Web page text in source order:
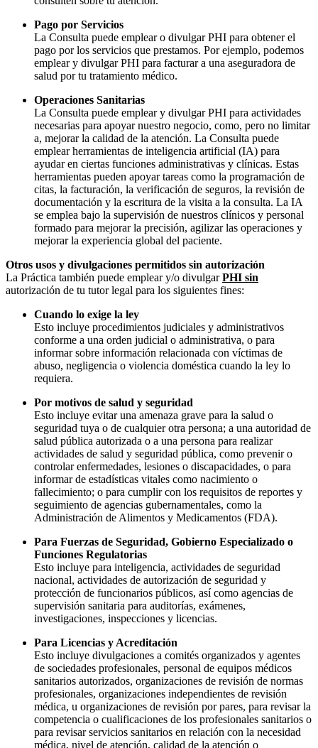
Pago por Servicios
La Consulta puede emplear o divulgar PHI para obtener el
pago por los servicios que prestamos. Por ejemplo, podemos
emplear y divulgar PHI para facturar a una aseguradora de
salud por tu tratamiento médico.
Operaciones Sanitarias
La Consulta puede emplear y divulgar PHI para actividades
necesarias para apoyar nuestro negocio, como, pero no limitar
a, mejorar la calidad de la atención. La Consulta puede
emplear herramientas de inteligencia artificial (IA) para
ayudar en ciertas funciones administrativas y clínicas. Estas
herramientas pueden apoyar tareas como la programación de
citas, la facturación, la verificación de seguros, la revisión de
documentación y la escritura de la visita a la consulta. La IA
se emplea bajo la supervisión de nuestros clínicos y personal
formado para mejorar la precisión, agilizar las operaciones y
mejorar la experiencia global del paciente.
Otros usos y divulgaciones permitidos sin autorización
La Práctica también puede emplear y/o divulgarPHI sin
autorización de tu tutor legal para los siguientes fines:
Cuando lo exige la ley
Esto incluye procedimientos judiciales y administrativos
conforme a una orden judicial o administrativa, o para
informar sobre información relacionada con víctimas de
abuso, negligencia o violencia doméstica cuando la ley lo
requiera.
Por motivos de salud y seguridad
Esto incluye evitar una amenaza grave para la salud o
seguridad tuya o de cualquier otra persona; a una autoridad de
salud pública autorizada o a una persona para realizar
actividades de salud y seguridad pública, como prevenir o
controlar enfermedades, lesiones o discapacidades, o para
informar de estadísticas vitales como nacimiento o
fallecimiento; o para cumplir con los requisitos de reportes y
seguimiento de agencias gubernamentales, como la
Administración de Alimentos y Medicamentos (FDA).
Para Fuerzas de Seguridad, Gobierno Especializado o
Funciones Regulatorias
Esto incluye para inteligencia, actividades de seguridad
nacional, actividades de autorización de seguridad y
protección de funcionarios públicos, así como agencias de
supervisión sanitaria para auditorías, exámenes,
investigaciones, inspecciones y licencias.
Para Licencias y Acreditación
Esto incluye divulgaciones a comités organizados y agentes
de sociedades profesionales, personal de equipos médicos
sanitarios autorizados, organizaciones de revisión de normas
profesionales, organizaciones independientes de revisión
médica, u organizaciones de revisión por pares, para revisar la
competencia o cualificaciones de los profesionales sanitarios o
para revisar servicios sanitarios en relación con la necesidad
médica, nivel de atención, calidad de la atención o